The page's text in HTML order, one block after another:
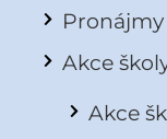
Pronájmy
Akce
Akce